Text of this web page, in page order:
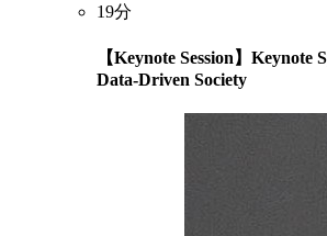
19分
【Keynote Session】Keynote
Data-Driven Society